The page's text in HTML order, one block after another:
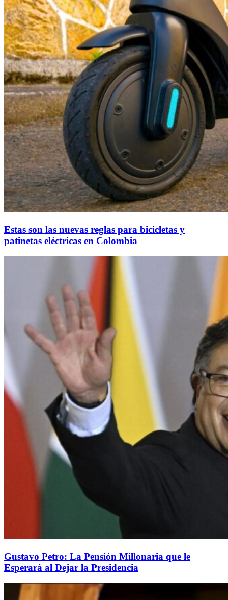
Estas son las nuevas reglas para bicicletas y
patinetas eléctricas en Colombia
Gustavo Petro: La Pensión Millonaria que le
Esperará al Dejar la Presidencia